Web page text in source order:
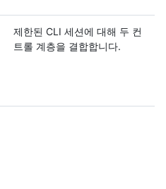
제한된 CLI 세션에 대해 두 컨
트롤 계층을 결합합니다.